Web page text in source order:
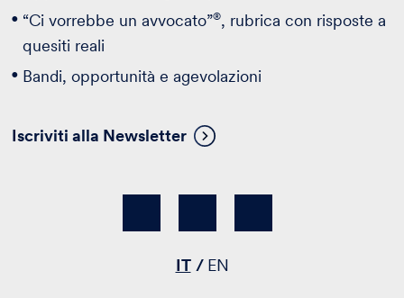
“Ci vorrebbe un avvocato”®, rubrica con risposte a
quesiti reali
Bandi, opportunità e agevolazioni
Iscriviti alla Newsletter
IT EN